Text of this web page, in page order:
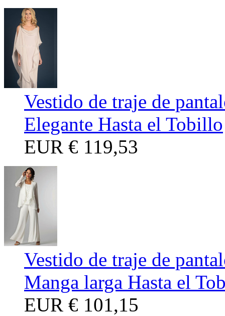
Vestido de traje de
Elegante Hasta el Tobillo
EUR € 119,53
Vestido de traje de
Manga larga Hasta el
EUR € 101,15